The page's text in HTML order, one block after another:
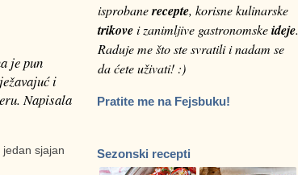
je pun
i
Napisala
sjajan
isprobanerecepte, korisne kulinarske
trikovei zanimljive gastronomskeideje.
Raduje me što ste svratili i nadam se
da ćete uživati! :)
Pratite me na Fejsbuku!
Sezonski recepti